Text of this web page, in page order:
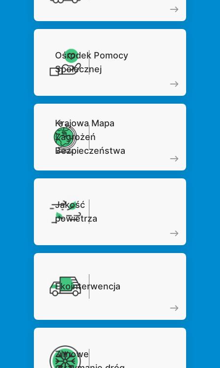
Ośrodek Pomocy
Społecznej
Krajowa Mapa
Zagrożeń
Bezpieczeństwa
Jakość
powietrza
Ekointerwencja
Zimowe